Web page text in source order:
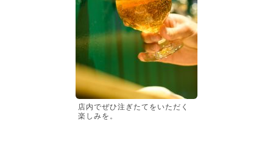
店内でぜひ注ぎたてをいただく
楽しみを。